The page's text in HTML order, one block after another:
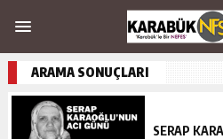
ARAMA SONUÇLARI
SERAP